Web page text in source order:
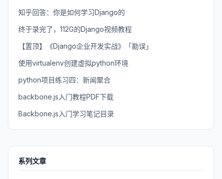
知乎回答：你是如何学习Django的
终于录完了，112G的Django视频教程
【置顶】《Django企业开发实战》「勘误」
使用virtualenv创建虚拟python环境
python项目练习四：新闻聚合
backbone.js入门教程PDF下载
Backbone.js入门学习笔记目录
系列文章